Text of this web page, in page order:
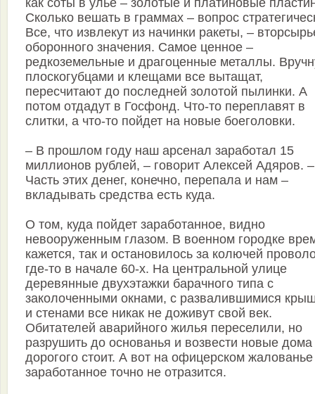
как соты в улье – золотые и платиновые
Сколько вешать в граммах – вопрос
Все, что извлекут из начинки ракеты, –
оборонного значения. Самое ценное –
редкоземельные и драгоценные металлы.
плоскогубцами и клещами все вытащат,
пересчитают до последней золотой пылинки. А
потом отдадут в Госфонд. Что-то переплавят в
слитки, а что-то пойдет на новые боеголовки.
– В прошлом году наш арсенал заработал 15
миллионов рублей, – говорит Алексей Адяров. –
Часть этих денег, конечно, перепала и нам –
вкладывать средства есть куда.
О том, куда пойдет заработанное, видно
невооруженным глазом. В военном городке
кажется, так и остановилось за колючей
где-то в начале 60-х. На центральной улице
деревянные двухэтажки барачного типа с
заколоченными окнами, с развалившимися
и стенами все никак не доживут свой век.
Обитателей аварийного жилья переселили, но
разрушить до основанья и возвести новые дома
дорогого стоит. А вот на офицерском жалованье
заработанное точно не отразится.